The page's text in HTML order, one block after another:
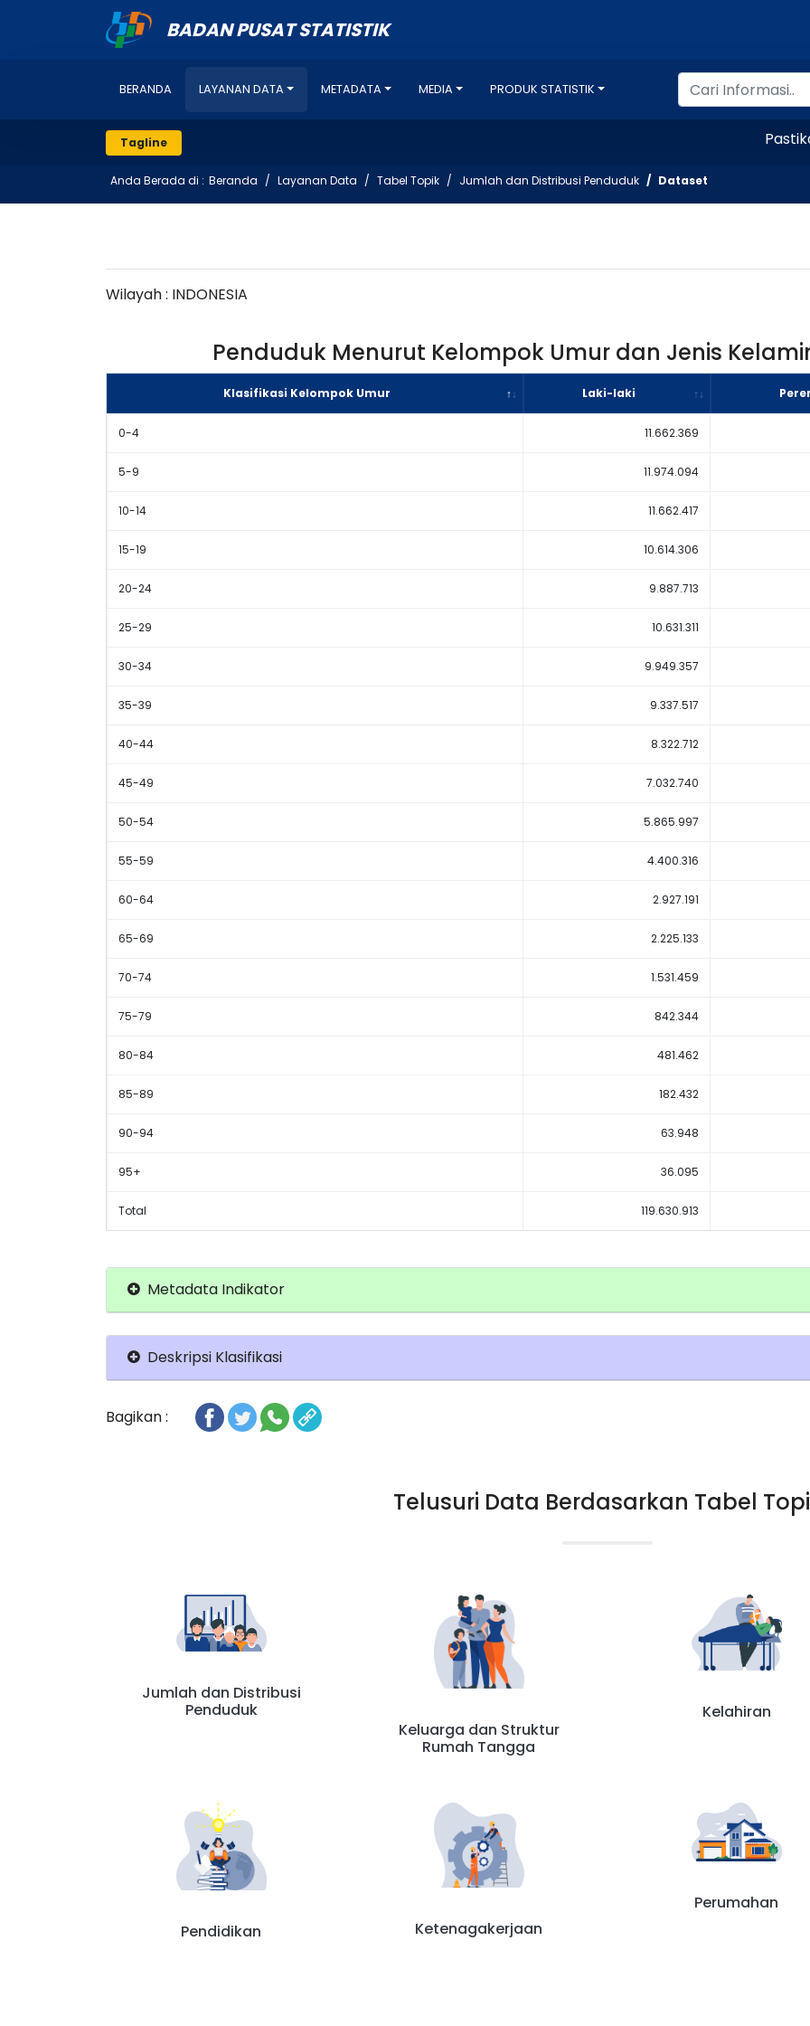
BADAN PUSAT STATISTIK
BERANDA LAYANAN DATA METADATA MEDIA PRODUK STATISTIK
Tagline Pastikan
Anda Berada di : Beranda Layanan Data Tabel Topik Jumlah dan Distribusi Penduduk Dataset
Wilayah : INDONESIA
Penduduk Menurut Kelompok Umur dan Jenis Kelamin,
Klasifikasi Kelompok Umur Laki-laki
0-4 11.662.369
5-9 11.974.094
10-14 11.662.417
15-19 10.614.306
20-24 9.887.713
25-29 10.631.311
30-34 9.949.357
35-39 9.337.517
40-44 8.322.712
45-49 7.032.740
50-54 5.865.997
55-59 4.400.316
60-64 2.927.191
65-69 2.225.133
70-74 1.531.459
75-79 842.344
80-84 481.462
85-89 182.432
90-94 63.948
95+ 36.095
Total 119.630.913
Metadata Indikator
Deskripsi Klasifikasi
Bagikan :
Telusuri Data Berdasarkan Tabel
Jumlah dan Distribusi
Penduduk
Keluarga dan Struktur
Rumah Tangga
Kelahiran
Pendidikan Ketenagakerjaan
Perumahan